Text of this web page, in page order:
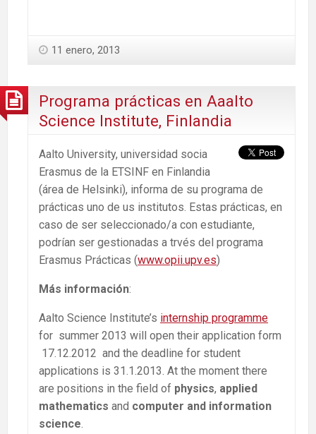
11 enero, 2013
Programa prácticas en Aaalto
Science Institute, Finlandia
Aalto University, universidad socia
Erasmus de la ETSINF en Finlandia
(área de Helsinki), informa de su programa de
prácticas uno de us institutos. Estas prácticas, en
caso de ser seleccionado/a con estudiante,
podrían ser gestionadas a trvés del programa
Erasmus Prácticas (www.opii.upv.es)
Más información:
Aalto Science Institute’s internship programme
for summer 2013 will open their application form
17.12.2012 and the deadline for student
applications is 31.1.2013. At the moment there
are positions in the field of physics, applied
mathematics and computer and information
science.